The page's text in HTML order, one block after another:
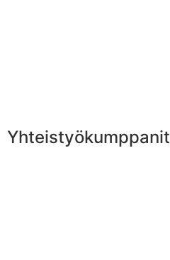
Yhteistyökumppanit